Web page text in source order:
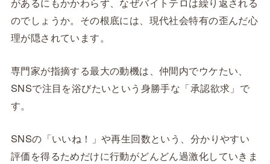
のでしょうか。その根底には、現代社会特有の歪んだ心
理が隠されています。
専門家が指摘する最大の動機は、仲間内でウケたい、
SNSで注目を浴びたいという身勝手な「承認欲求」で
す。
SNSの「いいね！」や再生回数という、分かりやすい
評価を得るためだけに行動がどんどん過激化していきま